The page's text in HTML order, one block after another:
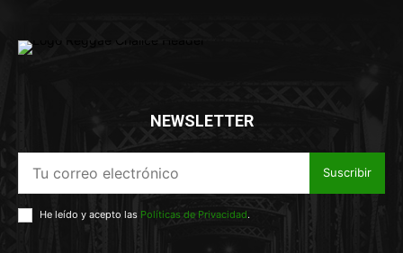
NEWSLETTER
Suscribir
He leído y acepto las Políticas de Privacidad.